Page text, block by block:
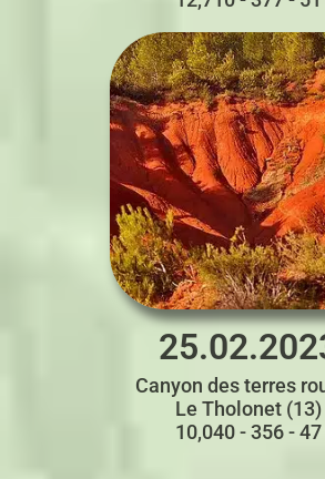
Canyon des terres
Le Tholonet (13)
10,040 - 356 - 47